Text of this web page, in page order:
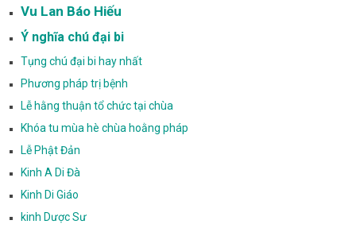
Vu Lan Báo Hiếu
Ý nghĩa chú đại bi
Tụng chú đại bi hay nhất
Phương pháp trị bệnh
Lễ hằng thuận tổ chức tại chùa
Khóa tu mùa hè chùa hoằng pháp
Lễ Phật Đản
Kinh A Di Đà
Kinh Di Giáo
kinh Dược Sư